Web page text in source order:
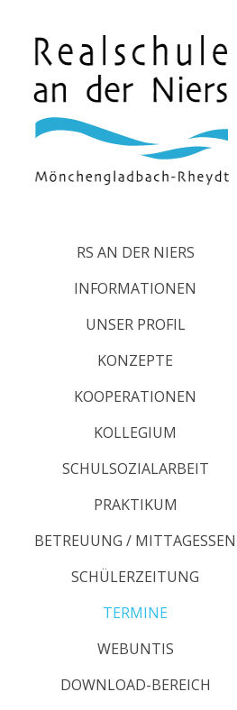
RS AN DER NIERS
INFORMATIONEN
UNSER PROFIL
KONZEPTE
KOOPERATIONEN
KOLLEGIUM
SCHULSOZIALARBEIT
PRAKTIKUM
BETREUUNG / MITTAGESSEN
SCHÜLERZEITUNG
TERMINE
WEBUNTIS
DOWNLOAD-BEREICH